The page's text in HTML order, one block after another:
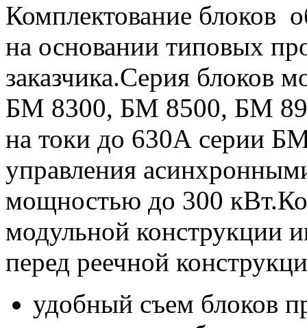
Комплектование блоков
на основании типовых
заказчика.Серия блоков
БМ 8300, БМ 8500, БМ
на токи до 630А серии
управления
мощностью до 300
модульной конструкции
перед реечной
удобный съем блоков